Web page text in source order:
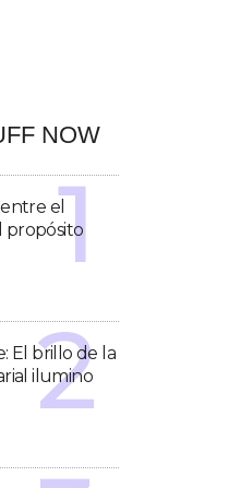
NOW
el
propósito
El brillo de la
ilumino